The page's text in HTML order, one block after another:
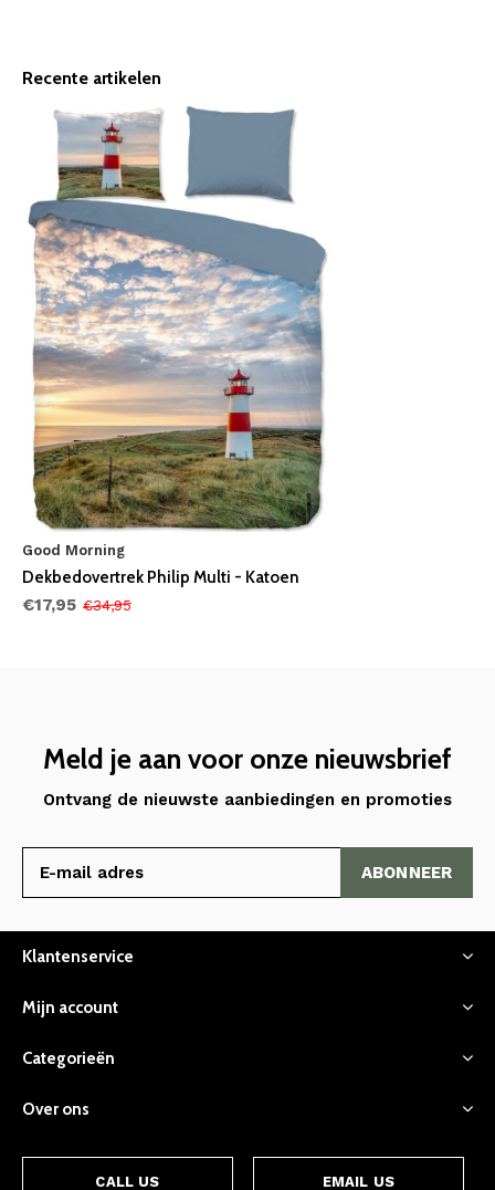
Recente artikelen
Good Morning
Dekbedovertrek Philip Multi - Katoen
€17,95 €34,95
Meld je aan voor onze nieuwsbrief
Ontvang de nieuwste aanbiedingen en promoties
ABONNEER
Klantenservice
Mijn account
Categorieën
Over ons
CALL US EMAIL US